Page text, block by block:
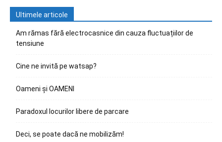
Ultimele articole
Am rămas fără electrocasnice din cauza fluctuațiilor de
tensiune
Cine ne invită pe watsap?
Oameni și OAMENI
Paradoxul locurilor libere de parcare
Deci, se poate dacă ne mobilizăm!